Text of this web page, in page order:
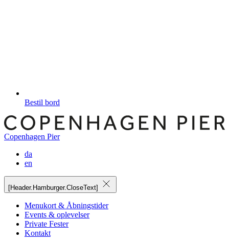
Bestil bord
Copenhagen Pier
da
en
[Header.Hamburger.CloseText]
Menukort & Åbningstider
Events & oplevelser
Private Fester
Kontakt